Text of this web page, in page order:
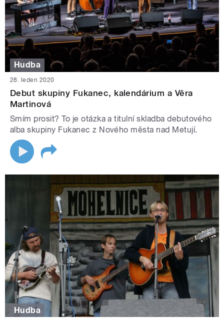
Hudba
28. leden 2020
Debut skupiny Fukanec, kalendárium a Věra
Martinová
Smím prosit? To je otázka a titulní skladba debutového
alba skupiny Fukanec z Nového města nad Metují.
Hudba